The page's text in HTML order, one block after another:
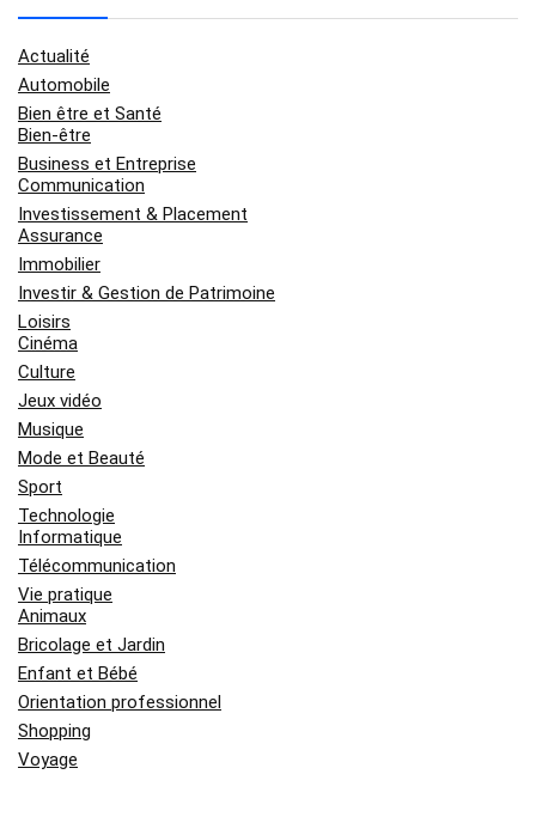
Actualité
Automobile
Bien être et Santé
Bien-être
Business et Entreprise
Communication
Investissement & Placement
Assurance
Immobilier
Investir & Gestion de Patrimoine
Loisirs
Cinéma
Culture
Jeux vidéo
Musique
Mode et Beauté
Sport
Technologie
Informatique
Télécommunication
Vie pratique
Animaux
Bricolage et Jardin
Enfant et Bébé
Orientation professionnel
Shopping
Voyage